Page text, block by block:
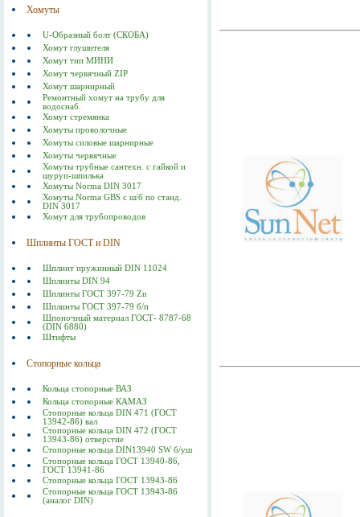
Хомуты
U-Образный болт (СКОБА)
Хомут глушителя
Хомут тип МИНИ
Хомут червячный ZIP
Хомут шарнирный
Ремонтный хомут на трубу для
водоснаб.
Хомут стремянка
Хомуты проволочные
Хомуты силовые шарнирные
Хомуты червячные
Хомуты трубные сантехн. с гайкой и
шуруп-шпилька
Хомуты Norma DIN 3017
Хомуты Norma GBS с ш/б по станд.
DIN 3017
Хомут для трубопроводов
Шплинты ГОСТ и DIN
Шплинт пружинный DIN 11024
Шплинты DIN 94
Шплинты ГОСТ 397-79 Zn
Шплинты ГОСТ 397-79 б/п
Шпоночный материал ГОСТ- 8787-68
(DIN 6880)
Штифты
Стопорные кольца
Кольца стопорные ВАЗ
Кольца стопорные КАМАЗ
Стопорные кольца DIN 471 (ГОСТ
13942-86) вал
Стопорные кольца DIN 472 (ГОСТ
13943-86) отверстие
Стопорные кольца DIN13940 SW б/уш
Стопорные кольца ГОСТ 13940-86,
ГОСТ 13941-86
Стопорные кольца ГОСТ 13943-86
Стопорные кольца ГОСТ 13943-86
(аналог DIN)